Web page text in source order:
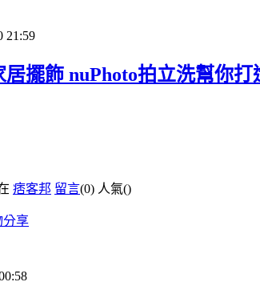
21:59
居擺飾 nuPhoto拍立洗幫你
痞客邦 留言(0) 人氣()
分享